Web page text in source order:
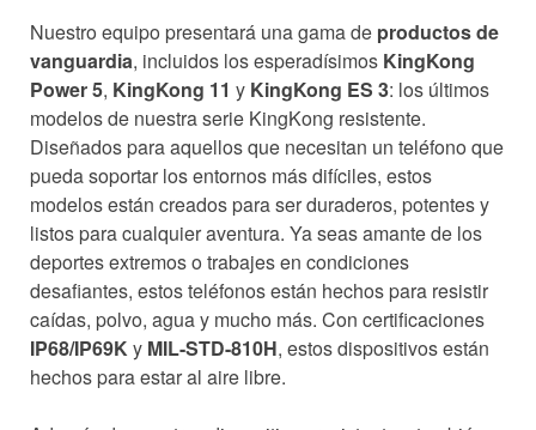
Nuestro equipo presentará una gama de productos de
vanguardia, incluidos los esperadísimos KingKong
Power 5, KingKong 11 y KingKong ES 3: los últimos
modelos de nuestra serie KingKong resistente.
Diseñados para aquellos que necesitan un teléfono que
pueda soportar los entornos más difíciles, estos
modelos están creados para ser duraderos, potentes y
listos para cualquier aventura. Ya seas amante de los
deportes extremos o trabajes en condiciones
desafiantes, estos teléfonos están hechos para resistir
caídas, polvo, agua y mucho más. Con certificaciones
IP68/IP69Ky MIL-STD-810H, estos dispositivos están
hechos para estar al aire libre.